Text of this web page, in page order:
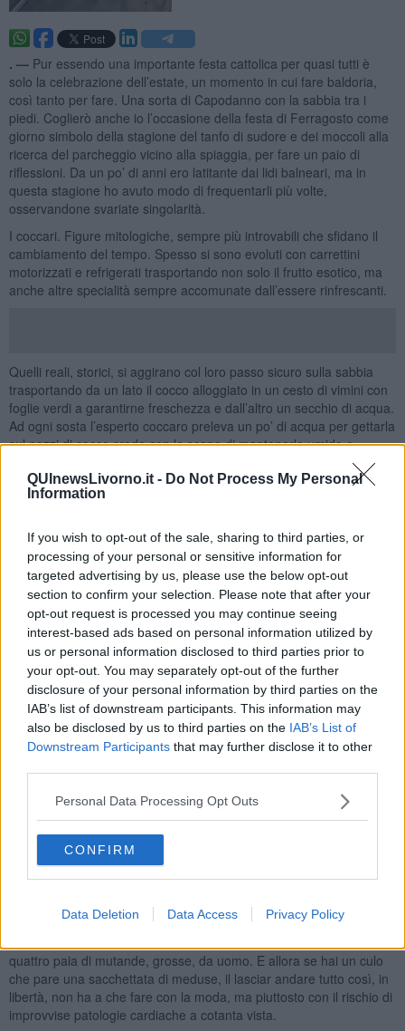
QUInewsLivorno.it - Do Not Process My Personal
Information
If you wish to opt-out of the sale, sharing to third parties, or
processing of your personal or sensitive information for
targeted advertising by us, please use the below opt-out
section to confirm your selection. Please note that after your
opt-out request is processed you may continue seeing
interest-based ads based on personal information utilized by
us or personal information disclosed to third parties prior to
your opt-out. You may separately opt-out of the further
disclosure of your personal information by third parties on the
IAB’s list of downstream participants. This information may
also be disclosed by us to third parties on the IAB’s List of
Downstream Participants that may further disclose it to other
Personal Data Processing Opt Outs
CONFIRM
Data Deletion Data Access Privacy Policy
. — Pur essendo una importante festa cattolica per quasi tutti è
solo la celebrazione dell’estate, un momento in cui fare baldoria,
così tanto per fare. Una sorta di Capodanno con la sabbia tra i
piedi. Coglierò anche io l’occasione della festa di Ferragosto come
giorno simbolo della stagione del tanfo di sudore e dei moccoli alla
ricerca del parcheggio vicino alla spiaggia, per fare un paio di
riflessioni. Da un po’ di anni ero latitante dai lidi balneari, ma in
questa stagione ho avuto modo di frequentarli più volte,
osservandone svariate singolarità.
I coccari. Figure mitologiche, sempre più introvabili che sfidano il
cambiamento del tempo. Spesso si sono evoluti con carrettini
motorizzati e refrigerati trasportando non solo il frutto esotico, ma
anche altre specialità sempre accomunate dall’essere rinfrescanti.
Quelli reali, storici, si aggirano col loro passo sicuro sulla sabbia
trasportando da un lato il cocco alloggiato in un cesto di vimini con
foglie verdi a garantirne freschezza e dall’altro un secchio di acqua.
Ad ogni sosta l’esperto coccaro preleva un po’ di acqua per gettarla
sul pezzi di cocco credo con lo scopo di mantenerlo umido e
gradevole. Il secchio ha anche lo scopo di inzuppare ogni singolo
pezzo consegnandolo al cliente prelibatamente bagnato. Visto che
il cocco rientra di diritto nella top ten dei cibi che in bocca allappano
Ma la vera singolarità di questi personaggi senza tempo, sia
motorizzati che a piedi, è il richiamo. “Cocco Bello!” La pronuncia e
la cadenza sono musica, così come la straordinaria capacità di
ripetere le stesse frasi sempre nel solito modo girando tra gli
ombrelloni. Ancora e ancora, in un’armonia di suoni senza tempo.
Da alcuni anni la dimensione relativa dei costumi femminili si è
ridotta (relativamente al rapporto tra superficie coperta e scoperta).
Soprattutto la parte inferiore del bikini con particolare attenzione al
lato posteriore ha subito una notevole riduzione con evidente gioia
delle associazioni ambientaliste che vedono ridursi annualmente i
km quadrati di stoffa prodotta. Fonti ben informate mi dicono che
non solo queste categorie hanno tratto beneficio da codesta moda,
ma io, non essendo nessuno per dare il mio giudizio in merito, mi
oltrepassato quando lei, con i suoi 154 centimetri di altezza e
altrettanti di circonferenza del punto vita, il 13 agosto ‘24 si
presenta in spiaggia sfoggiando un costume che rispecchia i canoni
indossa un perizomone a filo versatile ed elegante che
all’occorrenza, se stesso, ed opportunamente fissato sarebbe
quattro paia di mutande, grosse, da uomo. E allora se hai un culo
che pare una sacchettata di meduse, il lasciar andare tutto così, in
libertà, non ha a che fare con la moda, ma piuttosto con il rischio di
improvvise patologie cardiache a cotanta vista.